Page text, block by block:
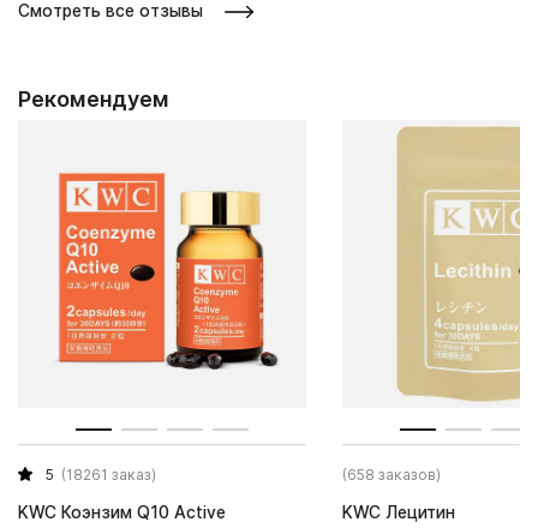
Смотреть все отзывы
Рекомендуем
5 (18261 заказ)
KWC Коэнзим Q10 Active
(658 заказов)
KWC Лецитин